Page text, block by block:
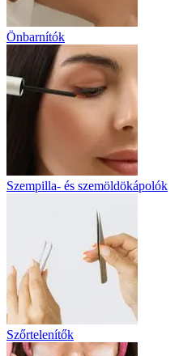
Önbarnítók
Szempilla- és szemöldökápolók
Szőrtelenítők